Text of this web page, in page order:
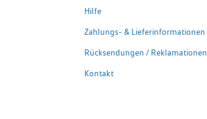
Hilfe
Zahlungs- & Lieferinformationen
Rücksendungen / Reklamationen
Kontakt